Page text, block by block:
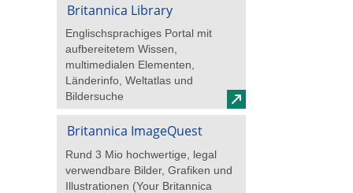
Britannica Library
Englischsprachiges Portal mit
aufbereitetem Wissen,
multimedialen Elementen,
Länderinfo, Weltatlas und
Bildersuche
Britannica ImageQuest
Rund 3 Mio hochwertige, legal
verwendbare Bilder, Grafiken und
Illustrationen (Your Britannica